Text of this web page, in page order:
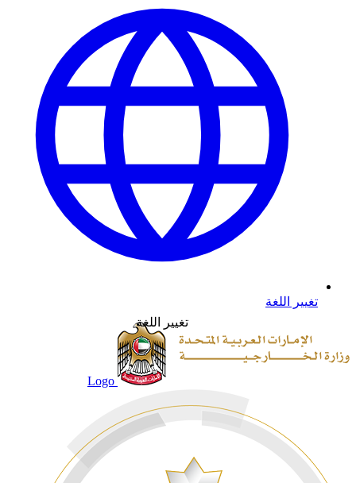
تغيير اللغة
تغيير اللغة
Logo